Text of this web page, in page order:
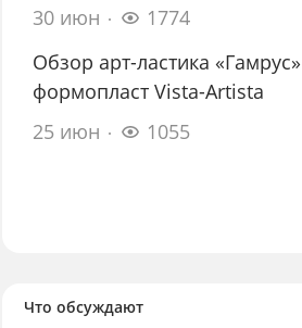
30 июн
1774
Обзор арт-ластика «Гамрус»
формопласт Vista-Artista
25 июн
1055
Что обсуждают